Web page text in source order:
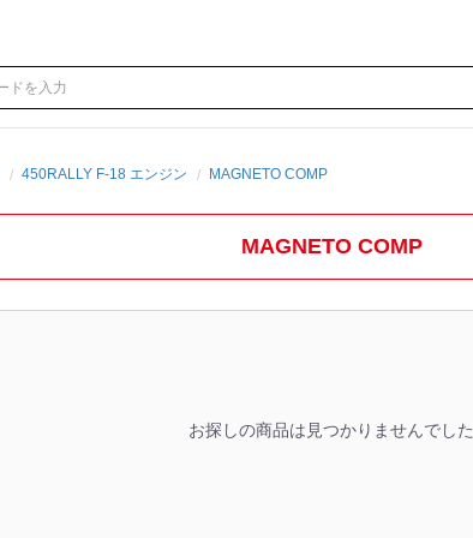
450RALLY F-18 エンジン MAGNETO COMP
MAGNETO COMP
お探しの商品は見つかりませんでした